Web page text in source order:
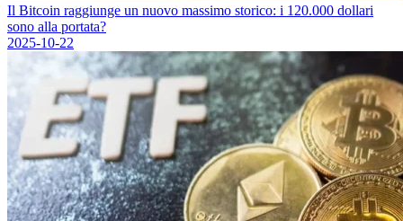
Il Bitcoin raggiunge un nuovo massimo storico: i 120.000 dollari
sono alla portata?
2025-10-22